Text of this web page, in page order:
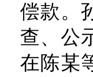
偿款。
查、公
在陈某